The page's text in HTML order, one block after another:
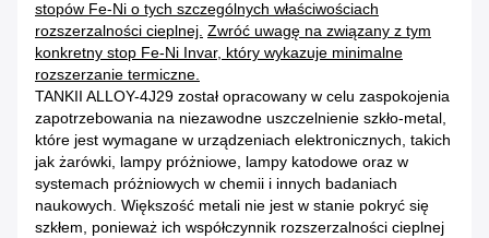
stopów Fe-Ni o tych szczególnych właściwościach
rozszerzalności cieplnej. Zwróć uwagę na związany z tym
konkretny stop Fe-Ni Invar, który wykazuje minimalne
rozszerzanie termiczne.
TANKII ALLOY-4J29 został opracowany w celu zaspokojenia
zapotrzebowania na niezawodne uszczelnienie szkło-metal,
które jest wymagane w urządzeniach elektronicznych, takich
jak żarówki, lampy próżniowe, lampy katodowe oraz w
systemach próżniowych w chemii i innych badaniach
naukowych. Większość metali nie jest w stanie pokryć się
szkłem, ponieważ ich współczynnik rozszerzalności cieplnej